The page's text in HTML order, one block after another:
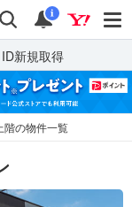
検索 通知
i
ID新規取得
階の物件一覧